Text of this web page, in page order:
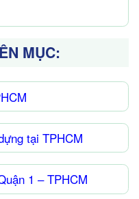
MỤC:
tại TPHCM
1 – TPHCM